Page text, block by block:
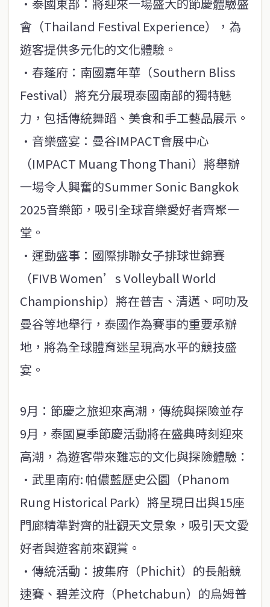
會（Thailand Festival Experience），為
遊客提供多元化的文化體驗。
·春蓬府：南國嘉年華（Southern Bliss
Festival）將充分展現泰國南部的獨特魅
力，包括傳統舞蹈、美食和手工藝品展示。
·音樂盛宴：曼谷IMPACT會展中心
（IMPACT Muang Thong Thani）將舉辦
一場令人興奮的Summer Sonic Bangkok
2025音樂節，吸引全球音樂愛好者齊聚一
堂。
·運動盛事：國際排聯女子排球世錦賽
（FIVB Women’s Volleyball World
Championship）將在普吉、清邁、呵叻及
曼谷等地舉行，泰國作為賽事的重要承辦
地，將為全球體育迷呈現高水平的競技盛
宴。
9月：節慶之旅迎來高潮，傳統與探險並存
9月，泰國夏季節慶活動將在盛典時刻迎來
高潮，為遊客帶來難忘的文化與探險體驗：
·武里南府: 帕儂藍歷史公園（Phanom
Rung Historical Park）將呈現日出與15座
門廊精準對齊的壯觀天文景象，吸引天文愛
好者與遊客前來觀賞。
·傳統活動：披集府（Phichit）的長船競
速賽、碧差汶府（Phetchabun）的烏姆普